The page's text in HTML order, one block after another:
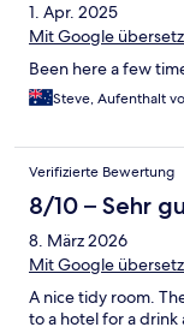
1. Apr. 2025
Mit Google
Been here a few
Steve, Aufenthalt
Verifizierte Bewertung
8/10 – Sehr
8. März 2026
Mit Google
A nice tidy room.
to a hotel for a drink